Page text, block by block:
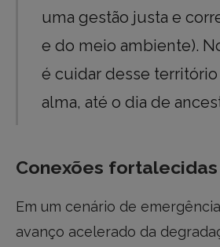
uma gestão justa e
e do meio ambiente).
é cuidar desse
alma, até o dia de
Conexões fortalecidas
Em um cenário de
avanço acelerado da